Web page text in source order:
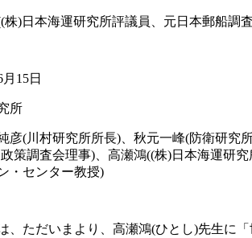
株)日本海運研究所評議員、元日本郵船調
15日
所
彦(川村研究所所長)、秋元一峰(防衛研究
策調査会理事)、高瀬鴻((株)日本海運研
・センター教授)
ただいまより、高瀬鴻(ひとし)先生に